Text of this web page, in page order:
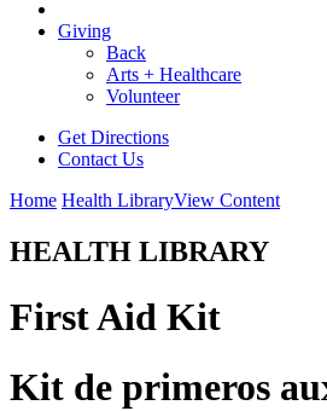
Giving
Back
Arts + Healthcare
Volunteer
Get Directions
Contact Us
Home Health LibraryView Content
HEALTH LIBRARY
First Aid Kit
Kit de primeros